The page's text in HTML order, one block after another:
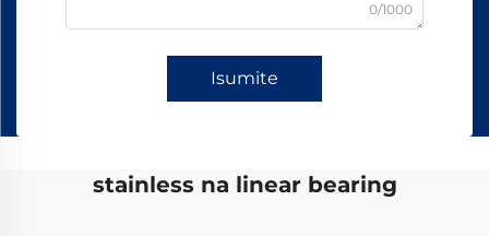
0/1000
Isumite
stainless na linear bearing